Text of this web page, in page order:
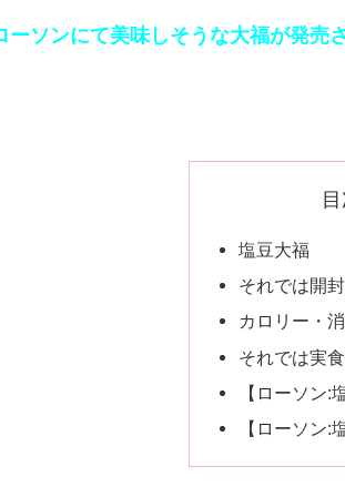
ーソンにて美味しそうな大福が発売
塩豆大福
それでは開
カロリー・
それでは実
【ローソン:
【ローソン: